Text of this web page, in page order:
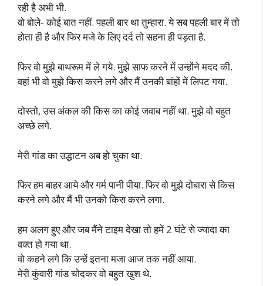
रही है अभी भी.
वो बोले- कोई बात नहीं. पहली बार था तुम्हारा. ये सब पहली बार में तो
होता ही है और फिर मजे के लिए दर्द तो सहना ही पड़ता है.
फिर वो मुझे बाथरूम में ले गये. मुझे साफ करने में उन्होंने मदद की.
वहां भी वो मुझे किस करने लगे और मैं उनकी बांहों में लिपट गया.
दोस्तो, उस अंकल की किस का कोई जवाब नहीं था. मुझे वो बहुत
अच्छे लगे.
मेरी गांड का उद्धाटन अब हो चुका था.
फिर हम बाहर आये और गर्म पानी पीया. फिर वो मुझे दोबारा से किस
करने लगे और मैं भी उनको किस करने लगा.
हम अलग हुए और जब मैंने टाइम देखा तो हमें 2 घंटे से ज्यादा का
वक्त हो गया था.
वो कहने लगे कि उन्हें इतना मजा आज तक नहीं आया.
मेरी कुंवारी गांड चोदकर वो बहुत खुश थे.